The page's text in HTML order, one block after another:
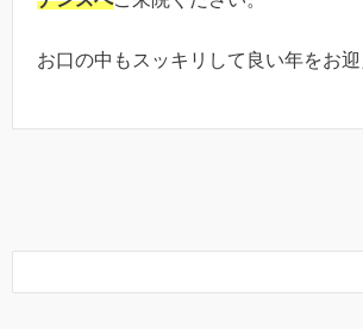
お口の中もスッキリして良い年をお